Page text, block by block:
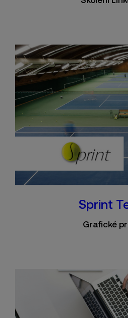
Sprint
Grafické